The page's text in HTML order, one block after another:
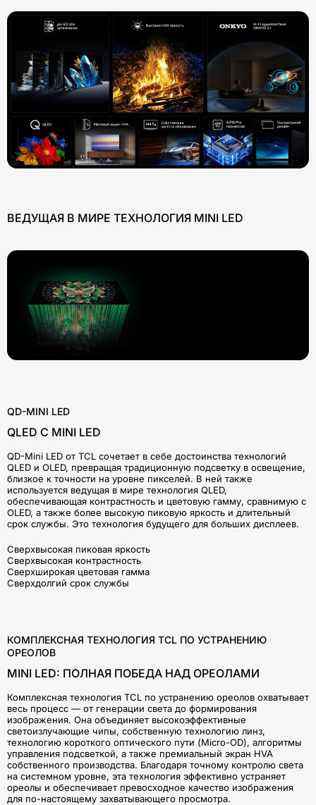
ВЕДУЩАЯ В МИРЕ ТЕХНОЛОГИЯ MINI LED
QD-MINI LED
QLED С MINI LED
QD-Mini LED от TCL сочетает в себе достоинства технологий
QLED и OLED, превращая традиционную подсветку в освещение,
близкое к точности на уровне пикселей. В ней также
используется ведущая в мире технология QLED,
обеспечивающая контрастность и цветовую гамму, сравнимую с
OLED, а также более высокую пиковую яркость и длительный
срок службы. Это технология будущего для больших дисплеев.
Сверхвысокая пиковая яркость
Сверхвысокая контрастность
Сверхширокая цветовая гамма
Сверхдолгий срок службы
КОМПЛЕКСНАЯ ТЕХНОЛОГИЯ TCL ПО УСТРАНЕНИЮ
ОРЕОЛОВ
MINI LED: ПОЛНАЯ ПОБЕДА НАД ОРЕОЛАМИ
Комплексная технология TCL по устранению ореолов охватывает
весь процесс — от генерации света до формирования
изображения. Она объединяет высокоэффективные
светоизлучающие чипы, собственную технологию линз,
технологию короткого оптического пути (Micro-OD), алгоритмы
управления подсветкой, а также премиальный экран HVA
собственного производства. Благодаря точному контролю света
на системном уровне, эта технология эффективно устраняет
ореолы и обеспечивает превосходное качество изображения
для по-настоящему захватывающего просмотра.